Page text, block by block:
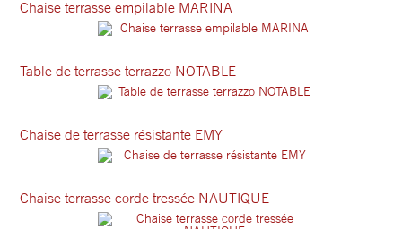
Chaise terrasse empilable MARINA
Table de terrasse terrazzo NOTABLE
Chaise de terrasse résistante EMY
Chaise terrasse corde tressée NAUTIQUE